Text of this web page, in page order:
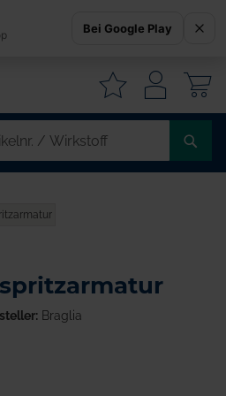
Braglia
Bei Google Play